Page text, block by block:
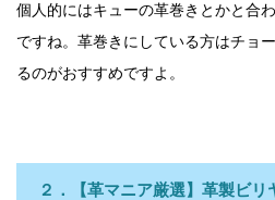
個人的にはキューの革巻きとかと合
ですね。 革巻きにしている方はチョ
るのがおすすめですよ。
２．【革マニア厳選】革製ビリ